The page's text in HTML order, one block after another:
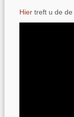
Hiertreft u de de